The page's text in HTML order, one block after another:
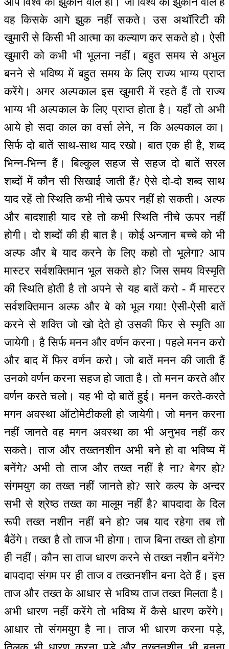
वह किसके आगे झुक नहीं सकते। उस अथॉरिटी की
खुमारी से किसी भी आत्मा का कल्याण कर सकते हो। ऐसी
खुमारी को कभी भी भूलना नहीं। बहुत समय से अभुल
बनने से भविष्य में बहुत समय के लिए राज्य भाग्य प्राप्त
करेंगे। अगर अल्पकाल इस खुमारी में रहते हैं तो राज्य
भाग्य भी अल्पकाल के लिए प्राप्त होता है। यहाँ तो अभी
आये हो सदा काल का वर्सा लेने, न कि अल्पकाल का।
सिर्फ दो बातें साथ-साथ याद रखो। बात एक ही है, शब्द
भिन्न-भिन्न हैं। बिल्कुल सहज से सहज दो बातें सरल
शब्दों में कौन सी सिखाई जाती हैं? ऐसे दो-दो शब्द साथ
याद रहें तो स्थिति कभी नीचे ऊपर नहीं हो सकती। अल्फ
और बादशाही याद रहे तो कभी स्थिति नीचे ऊपर नहीं
होगी। दो शब्दों की ही बात है। कोई अन्जान बच्चे को भी
अल्फ और बे याद करने के लिए कहो तो भूलेगा? आप
मास्टर सर्वशक्तिमान भूल सकते हो? जिस समय विस्मृति
की स्थिति होती है तो अपने से यह बातें करो - मैं मास्टर
सर्वशक्तिमान अल्फ और बे को भूल गया! ऐसी-ऐसी बातें
करने से शक्ति जो खो देते हो उसकी फिर से स्मृति आ
जायेगी। है सिर्फ मनन और वर्णन करना। पहले मनन करो
और बाद में फिर वर्णन करो। जो बातें मनन की जाती हैं
उनको वर्णन करना सहज हो जाता है। तो मनन करते और
वर्णन करते चलो। यह भी दो बातें हुई। मनन करते-करते
मगन अवस्था ऑटोमेटीकली हो जायेगी। जो मनन करना
नहीं जानते वह मगन अवस्था का भी अनुभव नहीं कर
सकते। ताज और तख्तनशीन अभी बने हो वा भविष्य में
बनेंगे? अभी तो ताज और तख्त नहीं है ना? बेगर हो?
संगमयुग का तख्त नहीं जानते हो? सारे कल्प के अन्दर
सभी से श्रेष्ठ तख्त का मालूम नहीं है? बापदादा के दिल
रूपी तख्त नशीन नहीं बने हो? जब याद रहेगा तब तो
बैठेंगे। तख्त है तो ताज भी होगा। ताज बिना तख्त तो होगा
ही नहीं। कौन सा ताज धारण करने से तख्त नशीन बनेंगे?
बापदादा संगम पर ही ताज व तख्तनशीन बना देते हैं। इस
ताज और तख्त के आधार से भविष्य ताज तख्त मिलता है।
अभी धारण नहीं करेंगे तो भविष्य में कैसे धारण करेंगे।
आधार तो संगमयुग है ना। ताज भी धारण करना पड़े,